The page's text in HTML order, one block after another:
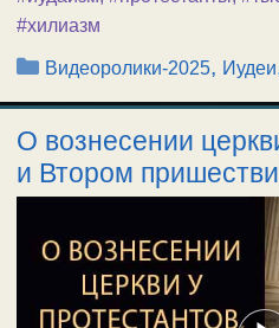
#хилиазм
Рубрики
Видеоролики-2025, Иудеи
О вознесении
и Втором